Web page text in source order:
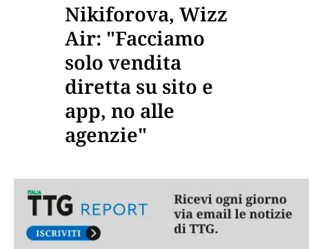
Nikiforova, Wizz
Air: "Facciamo
solo vendita
diretta su sito e
app, no alle
agenzie"